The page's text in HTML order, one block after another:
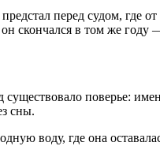
перед судом, где от
он скончался в том же году
поверье:
сны.
воду, где она